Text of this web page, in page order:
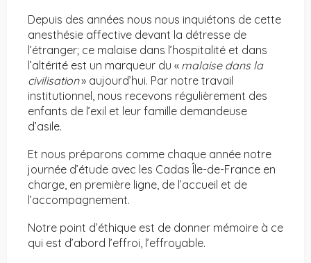
Depuis des années nous nous inquiétons de cette
anesthésie affective devant la détresse de
l’étranger; ce malaise dans l’hospitalité et dans
l’altérité est un marqueur du « malaise dans la
civilisation» aujourd’hui. Par notre travail
institutionnel, nous recevons régulièrement des
enfants de l’exil et leur famille demandeuse
d’asile.
Et nous préparons comme chaque année notre
journée d’étude avec les Cadas Île-de-France en
charge, en première ligne, de l’accueil et de
l’accompagnement.
Notre point d’éthique est de donner mémoire à ce
qui est d’abord l’effroi, l’effroyable.